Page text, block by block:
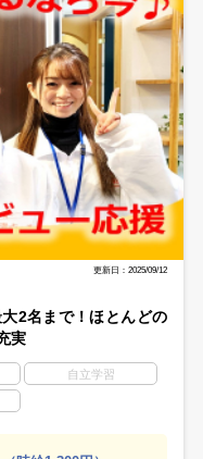
更新日：2025/09/12
2名まで！ほとんどの
実
自立学習